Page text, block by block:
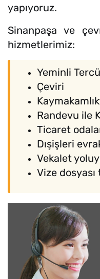
yapıyoruz.
Sinanpaşa ve
hizmetlerimiz:
Yeminli
Çeviri
Randevu ile
Ticaret
Dışişleri
Vekalet
Vize